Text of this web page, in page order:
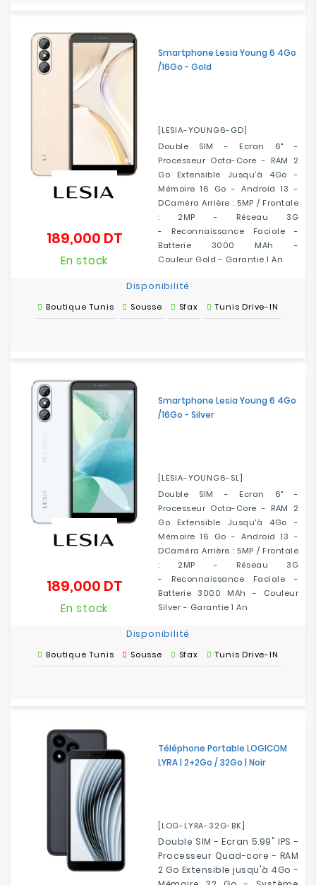
Smartphone Lesia Young 6 4Go
/16Go - Gold
[LESIA-YOUNG6-GD]
Double SIM - Ecran 6" -
Processeur Octa-Core - RAM 2
Go Extensible Jusqu'à 4Go -
Mémoire 16 Go - Android 13 -
DCaméra Arrière : 5MP / Frontale
: 2MP - Réseau 3G
- Reconnaissance Faciale -
Batterie 3000 MAh -
Couleur Gold - Garantie 1 An
189,000 DTPrix
En stock
Disponibilité
Boutique Tunis Sousse Sfax Tunis Drive-IN
Smartphone Lesia Young 6 4Go
/16Go - Silver
[LESIA-YOUNG6-SL]
Double SIM - Ecran 6" -
Processeur Octa-Core - RAM 2
Go Extensible Jusqu'à 4Go -
Mémoire 16 Go - Android 13 -
DCaméra Arrière : 5MP / Frontale
: 2MP - Réseau 3G
- Reconnaissance Faciale -
Batterie 3000 MAh - Couleur
Silver - Garantie 1 An
189,000 DTPrix
En stock
Disponibilité
Boutique Tunis Sousse Sfax Tunis Drive-IN
Téléphone Portable LOGICOM
LYRA | 2+2Go / 32Go | Noir
[LOG-LYRA-32G-BK]
Double SIM - Ecran 5.99" IPS -
Processeur Quad-core - RAM
2 Go Extensible jusqu'à 4Go -